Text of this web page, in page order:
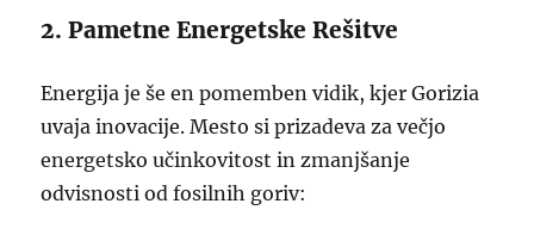
2. Pametne Energetske Rešitve
Energija je še en pomemben vidik, kjer Gorizia
uvaja inovacije. Mesto si prizadeva za večjo
energetsko učinkovitost in zmanjšanje
odvisnosti od fosilnih goriv: